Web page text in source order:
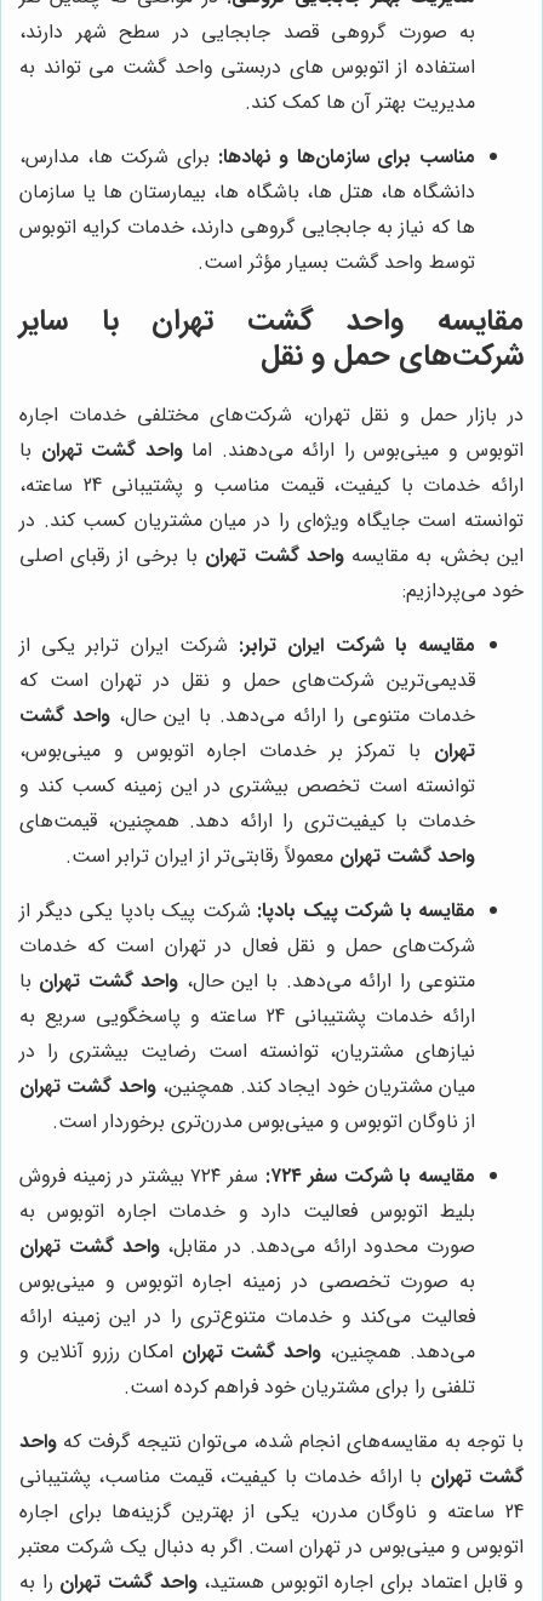
به صورت گروهی قصد جابجایی در سطح شهر دارند،
استفاده از اتوبوس های دربستی واحد گشت می تواند به
مدیریت بهتر آن ها کمک کند.
مناسب برای سازمان‌ها و نهادها: برای شرکت ها، مدارس،
دانشگاه ها، هتل ها، باشگاه ها، بیمارستان ها یا سازمان
ها که نیاز به جابجایی گروهی دارند، خدمات کرایه اتوبوس
توسط واحد گشت بسیار مؤثر است.
مقایسه واحد گشت تهران با سایر
شرکت‌های حمل و نقل
در بازار حمل و نقل تهران، شرکت‌های مختلفی خدمات اجاره
اتوبوس و مینی‌بوس را ارائه می‌دهند. اماواحد گشت تهران با
ارائه خدمات با کیفیت، قیمت مناسب و پشتیبانی 24 ساعته،
توانسته است جایگاه ویژه‌ای را در میان مشتریان کسب کند. در
این بخش، به مقایسهواحد گشت تهران با برخی از رقبای اصلی
خود می‌پردازیم:
مقایسه با شرکت ایران ترابر: شرکت ایران ترابر یکی از
قدیمی‌ترین شرکت‌های حمل و نقل در تهران است که
خدمات متنوعی را ارائه می‌دهد. با این حال،واحد گشت
تهران با تمرکز بر خدمات اجاره اتوبوس و مینی‌بوس،
توانسته است تخصص بیشتری در این زمینه کسب کند و
خدمات با کیفیت‌تری را ارائه دهد. همچنین، قیمت‌های
واحد گشت تهران معمولاً رقابتی‌تر از ایران ترابر است.
مقایسه با شرکت پیک بادپا: شرکت پیک بادپا یکی دیگر از
شرکت‌های حمل و نقل فعال در تهران است که خدمات
متنوعی را ارائه می‌دهد. با این حال، واحد گشت تهران با
ارائه خدمات پشتیبانی 24 ساعته و پاسخگویی سریع به
نیازهای مشتریان، توانسته است رضایت بیشتری را در
میان مشتریان خود ایجاد کند. همچنین،واحد گشت تهران
از ناوگان اتوبوس و مینی‌بوس مدرن‌تری برخوردار است.
مقایسه با شرکت سفر ۷۲۴:
سفر ۷۲۴ بیشتر در زمینه فروش
بلیط اتوبوس فعالیت دارد و خدمات اجاره اتوبوس به
صورت محدود ارائه می‌دهد. در مقابل،واحد گشت تهران
به صورت تخصصی در زمینه اجاره اتوبوس و مینی‌بوس
فعالیت می‌کند و خدمات متنوع‌تری را در این زمینه ارائه
می‌دهد. همچنین، واحد گشت تهران امکان رزرو آنلاین و
تلفنی را برای مشتریان خود فراهم کرده است.
با توجه به مقایسه‌های انجام شده، می‌توان نتیجه گرفت که واحد
گشت تهران با ارائه خدمات با کیفیت، قیمت مناسب، پشتیبانی
24 ساعته و ناوگان مدرن، یکی از بهترین گزینه‌ها برای اجاره
اتوبوس و مینی‌بوس در تهران است. اگر به دنبال یک شرکت معتبر
و قابل اعتماد برای اجاره اتوبوس هستید،واحد گشت تهران را به